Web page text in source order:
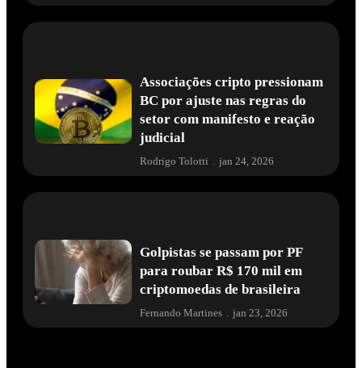
Associações cripto pressionam
BC por ajuste nas regras do
setor com manifesto e reação
judicial
Rodrigo Tolotti . jan 24, 2026
Golpistas se passam por PF
para roubar R$ 170 mil em
criptomoedas de brasileira
Fernando Martines jan 23, 2026